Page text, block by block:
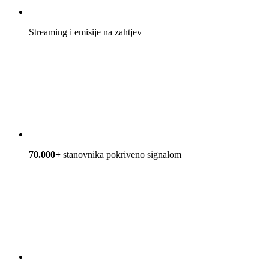
Streaming i emisije na zahtjev
70.000+ stanovnika pokriveno signalom